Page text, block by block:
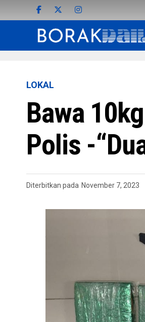
LOKAL
Bawa
Polis -
Diterbitkan pada November 7, 2023